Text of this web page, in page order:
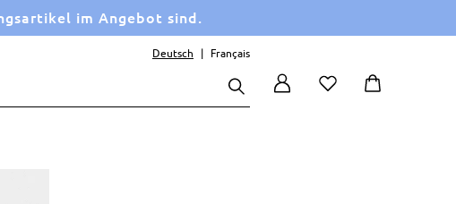
im Angebot sind.
Deutsch Français